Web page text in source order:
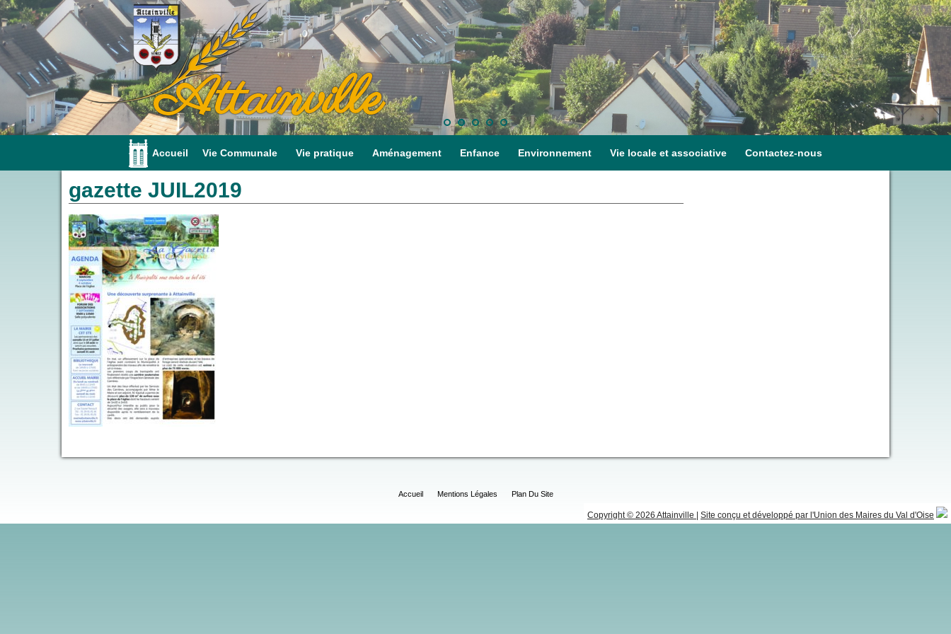
Attainville
Accueil Vie Communale Vie pratique Aménagement Enfance Environnement Vie locale et associative Contactez-nous
gazette JUIL2019
Accueil Mentions Légales Plan Du Site
Copyright © 2026 Attainville Site conçu et développé par l'Union des Maires du Val d'Oise